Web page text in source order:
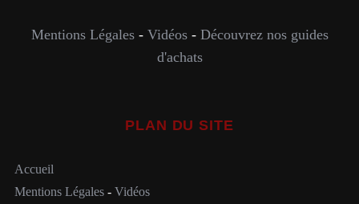
Mentions Légales- Vidéos- Découvrez nos guides
d'achats
PLAN DU SITE
Accueil
Mentions Légales- Vidéos